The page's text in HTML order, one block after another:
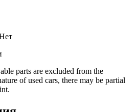
parts are excluded from the
of used cars, there may be partial